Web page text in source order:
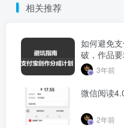
相关推荐
如何避免
破，作品
3年前
微信阅读
2年前